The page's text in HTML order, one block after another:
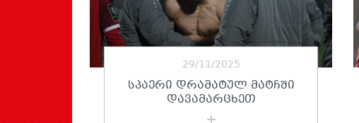
29/11/2025
ᲡᲞᲐᲔᲠᲘ ᲓᲠᲐᲛᲐᲢᲣᲚ ᲛᲐᲢᲩᲨᲘ
ᲓᲐᲕᲐᲛᲐᲠᲪᲮᲔᲗ